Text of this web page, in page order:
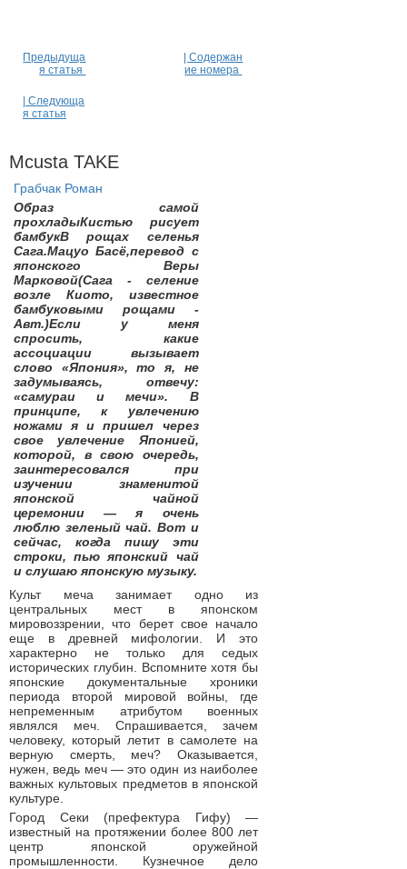
Предыдуща
я статья
| Содержан
ие номера
| Следующа
я статья
Mcusta TAKE
Грабчак Роман
Образ самой
прохладыКистью рисует
бамбукВ рощах селенья
Сага.Мацуо Басё,перевод с
японского Веры
Марковой(Сага - селение
возле Киото, известное
бамбуковыми рощами -
Авт.)Если у меня
спросить, какие
ассоциации вызывает
слово «Япония», то я, не
задумываясь, отвечу:
«самураи и мечи». В
принципе, к увлечению
ножами я и пришел через
свое увлечение Японией,
которой, в свою очередь,
заинтересовался при
изучении знаменитой
японской чайной
церемонии — я очень
люблю зеленый чай. Вот и
сейчас, когда пишу эти
строки, пью японский чай
и слушаю японскую музыку.
Культ меча занимает одно из
центральных мест в японском
мировоззрении, что берет свое начало
еще в древней мифологии. И это
характерно не только для седых
исторических глубин. Вспомните хотя бы
японские документальные хроники
периода второй мировой войны, где
непременным атрибутом военных
являлся меч. Спрашивается, зачем
человеку, который летит в самолете на
верную смерть, меч? Оказывается,
нужен, ведь меч — это один из наиболее
важных культовых предметов в японской
культуре.
Город Секи (префектура Гифу) —
известный на протяжении более 800 лет
центр японской оружейной
промышленности. Кузнечное дело